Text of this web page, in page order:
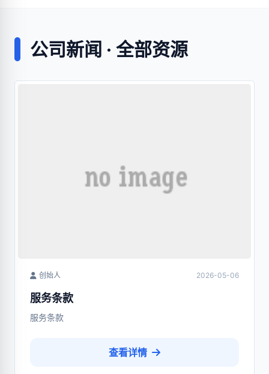
公司新闻 · 全部资源
创始人 2026-05-06
服务条款
服务条款
查看详情